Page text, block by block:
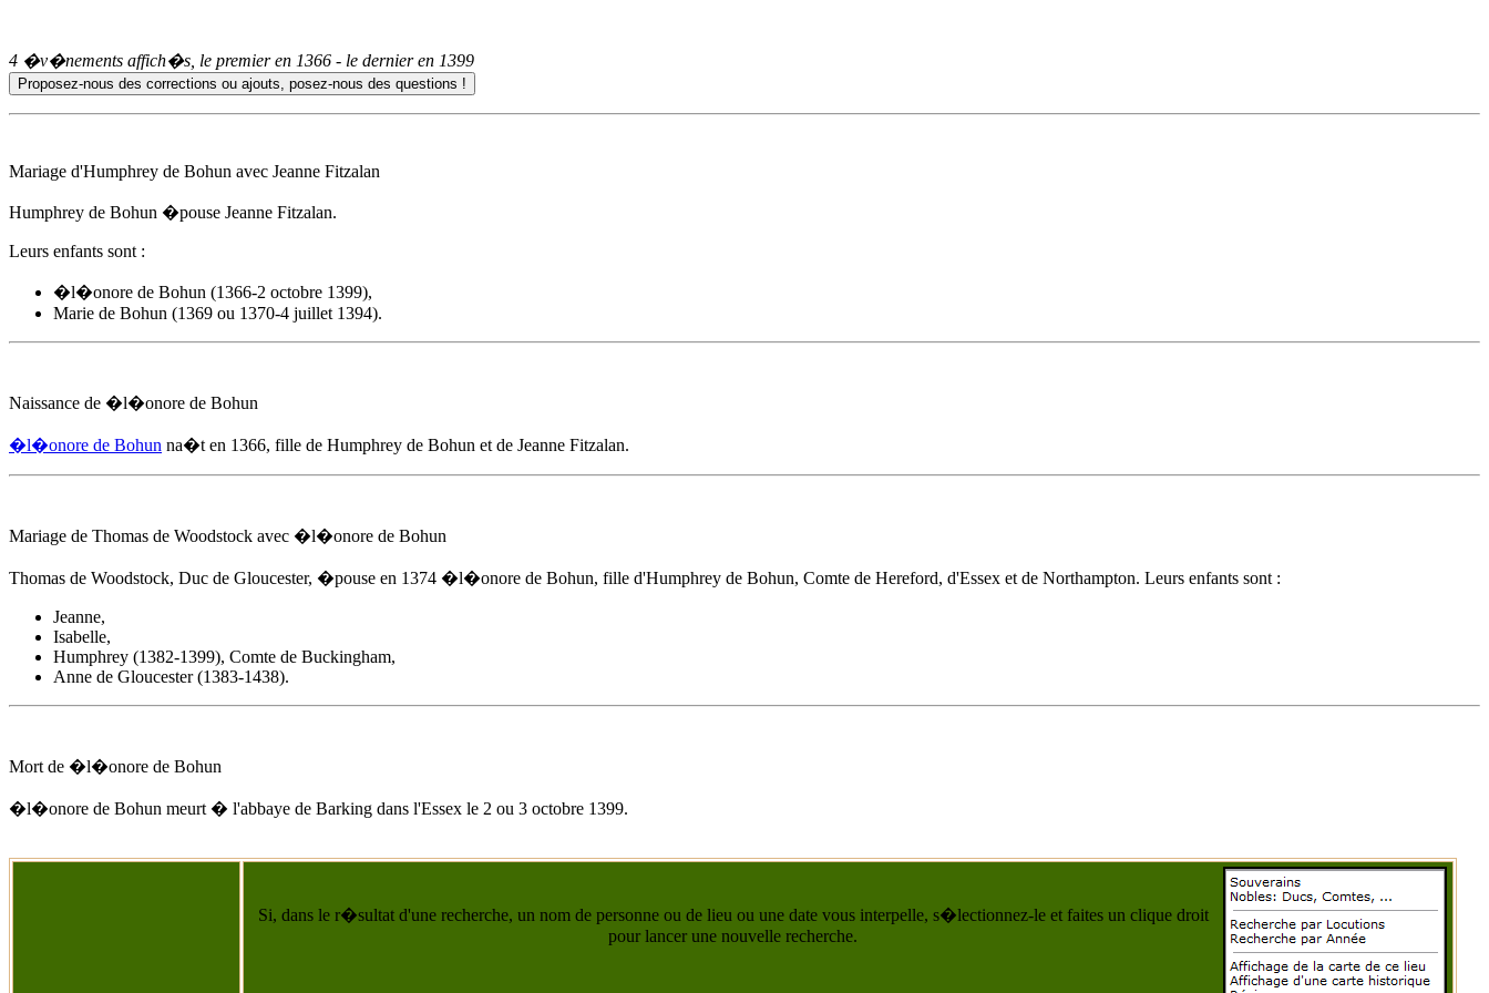
4 �v�nements affich�s, le premier en 1366 - le dernier en 1399
Mariage d'Humphrey de Bohun avec Jeanne Fitzalan
Humphrey de Bohun �pouse Jeanne Fitzalan.
Leurs enfants sont :
�l�onore de Bohun (1366-2 octobre 1399),
Marie de Bohun (1369 ou 1370-4 juillet 1394).
Naissance de �l�onore de Bohun
�l�onore de Bohun na�t en 1366, fille de Humphrey de Bohun et de Jeanne Fitzalan.
Mariage de Thomas de Woodstock avec �l�onore de Bohun
Thomas de Woodstock, Duc de Gloucester, �pouse en 1374 �l�onore de Bohun, fille d'Humphrey de Bohun, Comte de Hereford, d'Essex et de Northampton. Leurs enfants sont :
Jeanne,
Isabelle,
Humphrey (1382-1399), Comte de Buckingham,
Anne de Gloucester (1383-1438).
Mort de �l�onore de Bohun
�l�onore de Bohun meurt � l'abbaye de Barking dans l'Essex le 2 ou 3 octobre 1399.
Si, dans le r�sultat d'une recherche, un nom de personne ou de lieu ou une date vous interpelle, s�lectionnez-le et faites un clique droit
pour lancer une nouvelle recherche.